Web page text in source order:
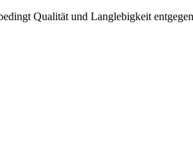
Qualität und Langlebigkeit